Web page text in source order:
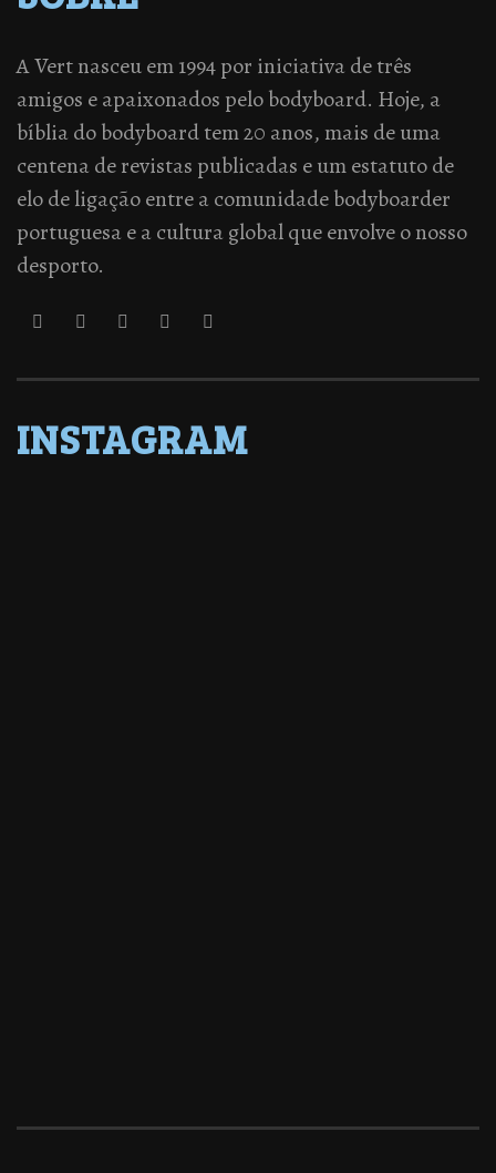
A Vert nasceu em 1994 por iniciativa de três
amigos e apaixonados pelo bodyboard. Hoje, a
bíblia do bodyboard tem 20 anos, mais de uma
centena de revistas publicadas e um estatuto de
elo de ligação entre a comunidade bodyboarder
portuguesa e a cultura global que envolve o nosso
desporto.
INSTAGRAM